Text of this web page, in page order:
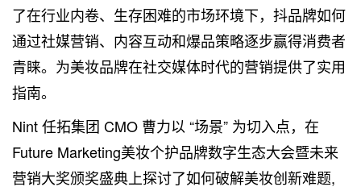
了在行业内卷、生存困难的市场环境下，抖品牌如何
通过社媒营销、内容互动和爆品策略逐步赢得消费者
青睐。为美妆品牌在社交媒体时代的营销提供了实用
指南。
Nint 任拓集团 CMO 曹力以 “场景” 为切入点，在
Future Marketing美妆个护品牌数字生态大会暨未来
营销大奖颁奖盛典上探讨了如何破解美妆创新难题,